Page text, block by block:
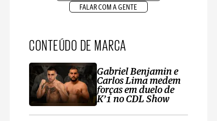
FALAR COM A GENTE
CONTEÚDO DE MARCA
Gabriel Benjamin e
Carlos Lima medem
forças em duelo de
K’1 no CDL Show